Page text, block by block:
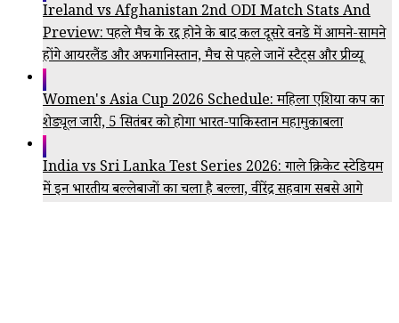
Ireland vs Afghanistan 2nd ODI Match Stats And
Preview: पहले मैच के रद्द होने के बाद कल दूसरे वनडे में आमने-सामने
होंगे आयरलैंड और अफगानिस्तान, मैच से पहले जानें स्टैट्स और प्रीव्यू
Women's Asia Cup 2026 Schedule: महिला एशिया कप का
शेड्यूल जारी, 5 सितंबर को होगा भारत-पाकिस्तान महामुकाबला
India vs Sri Lanka Test Series 2026: गाले क्रिकेट स्टेडियम
में इन भारतीय बल्लेबाजों का चला है बल्ला, वीरेंद्र सहवाग सबसे आगे